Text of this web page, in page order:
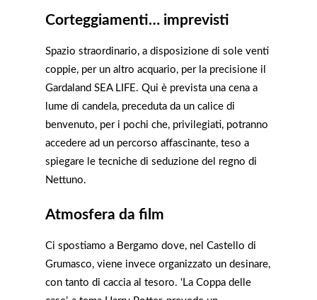
Corteggiamenti… imprevisti
Spazio straordinario, a disposizione di sole venti
coppie, per un altro acquario, per la precisione il
Gardaland SEA LIFE. Qui è prevista una cena a
lume di candela, preceduta da un calice di
benvenuto, per i pochi che, privilegiati, potranno
accedere ad un percorso affascinante, teso a
spiegare le tecniche di seduzione del regno di
Nettuno.
Atmosfera da film
Ci spostiamo a Bergamo dove, nel Castello di
Grumasco, viene invece organizzato un desinare,
con tanto di caccia al tesoro. ‘La Coppa delle